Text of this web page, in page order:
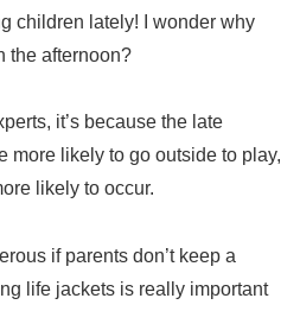
children lately! I wonder why
the afternoon?
it’s because the late
more likely to go outside to play,
likely to occur.
if parents don’t keep a
life jackets is really important